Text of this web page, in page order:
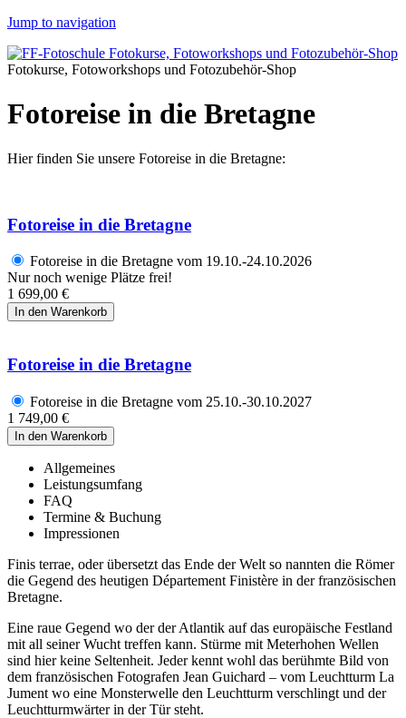
Jump to navigation
Fotokurse, Fotoworkshops und Fotozubehör-Shop
Fotoreise in die Bretagne
Hier finden Sie unsere Fotoreise in die Bretagne:
Fotoreise in die Bretagne
Fotoreise in die Bretagne vom 19.10.-24.10.2026
Nur noch wenige Plätze frei!
1 699,00 €
Fotoreise in die Bretagne
Fotoreise in die Bretagne vom 25.10.-30.10.2027
1 749,00 €
Allgemeines
Leistungsumfang
FAQ
Termine & Buchung
Impressionen
Finis terrae, oder übersetzt das Ende der Welt so nannten die Römer
die Gegend des heutigen Département Finistère in der französischen
Bretagne.
Eine raue Gegend wo der der Atlantik auf das europäische Festland
mit all seiner Wucht treffen kann. Stürme mit Meterhohen Wellen
sind hier keine Seltenheit. Jeder kennt wohl das berühmte Bild von
dem französischen Fotografen Jean Guichard – vom Leuchtturm La
Jument wo eine Monsterwelle den Leuchtturm verschlingt und der
Leuchtturmwärter in der Tür steht.